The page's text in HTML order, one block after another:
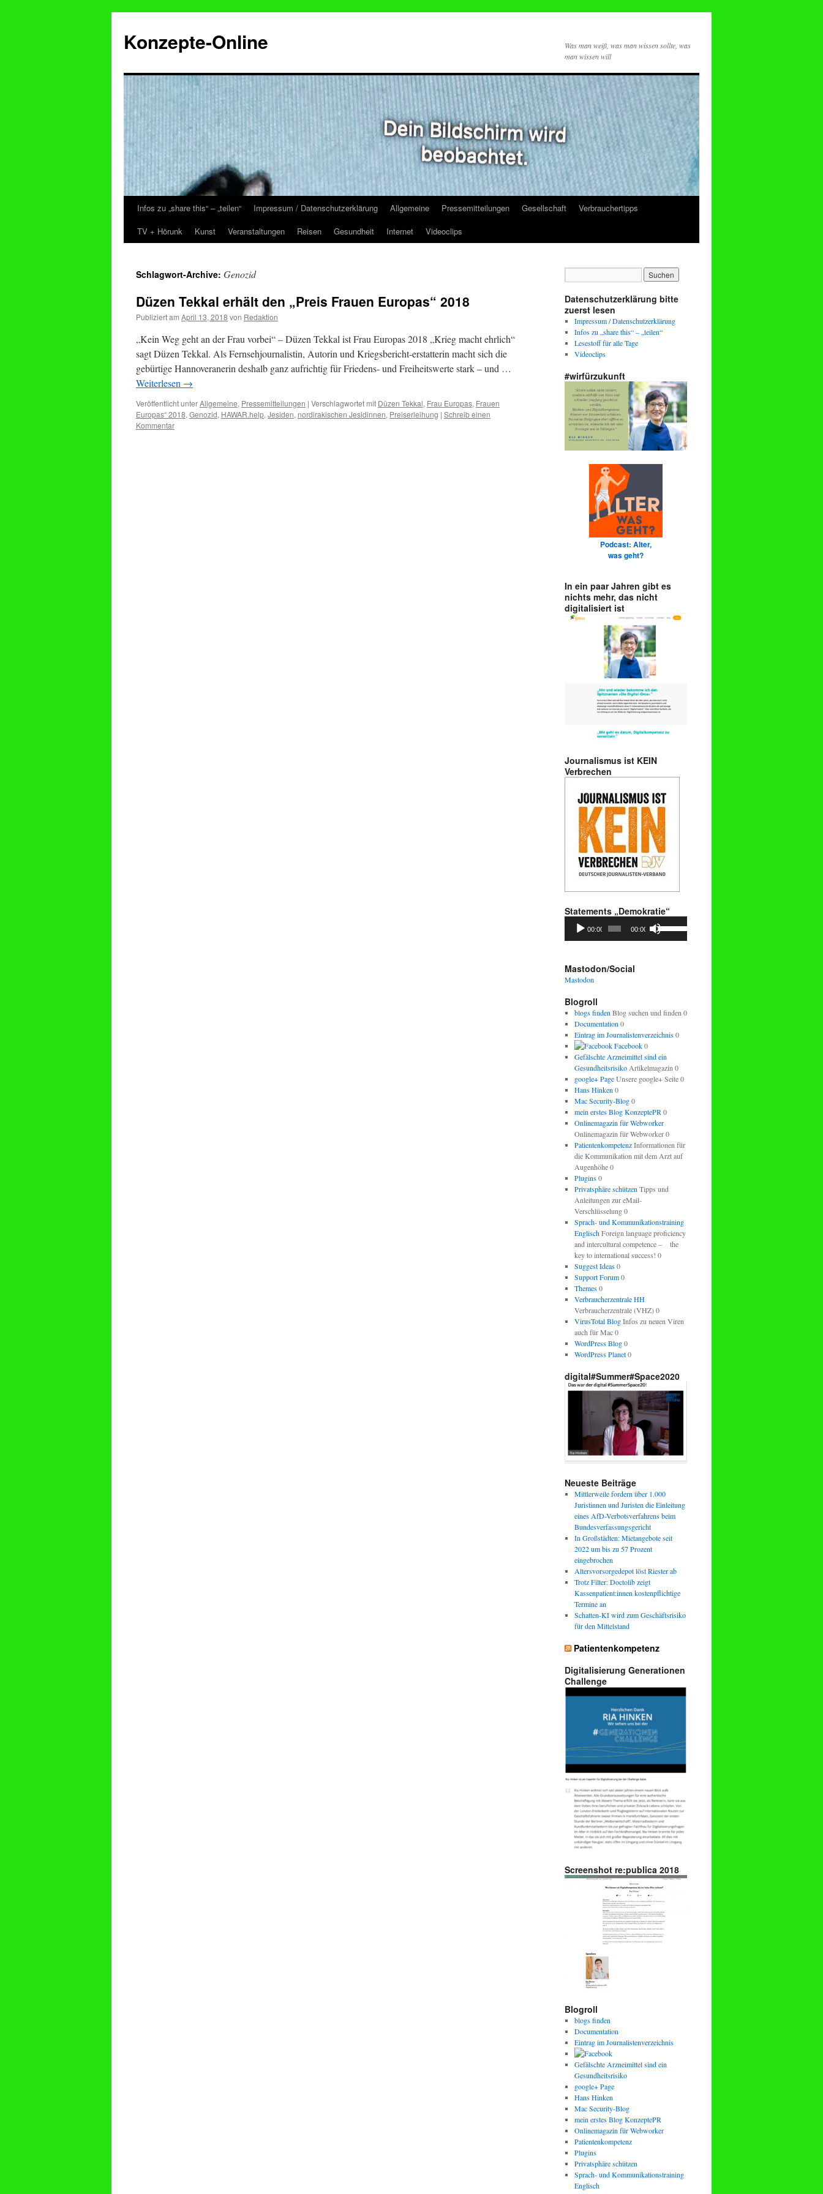
Konzepte-Online
Was man weiß, was man wissen sollte, was
man wissen will
Zum
Inhalt
Infos zu „share this“ – „teilen“ Impressum / Datenschutzerklärung Allgemeine Pressemitteilungen Gesellschaft
Verbrauchertipps
TV + Hörunk
Kunst Veranstaltungen Reisen Gesundheit Internet Videoclips
Schlagwort-Archive: Genozid
Düzen Tekkal erhält den „Preis Frauen Europas“ 2018
Publiziert am April 13, 2018 von Redaktion
„Kein Weg geht an der Frau vorbei“ – Düzen Tekkal ist Frau Europas 2018 „Krieg macht ehrlich“
sagt Düzen Tekkal. Als Fernsehjournalistin, Autorin und Kriegsbericht-erstatterin macht sich die
gebürtige Hannoveranerin deshalb ganz aufrichtig für Friedens- und Freiheitswerte stark – und …
Weiterlesen →
Veröffentlicht unterAllgemeine, Pressemitteilungen | Verschlagwortet mit Düzen Tekkal, Frau Europas, Frauen
Europas“ 2018, Genozid, HAWAR.help, Jesiden, nordirakischen Jesidinnen, Preiserleihung | Schreib einen
Kommentar
Datenschutzerklärung bitte
zuerst lesen
Impressum / Datenschutzerklärung
Infos zu „share this“ – „teilen“
Lesestoff für alle Tage
Videoclips
#wirfürzukunft
Podcast: Alter,
was geht?
In ein paar Jahren gibt es
nichts mehr, das nicht
digitalisiert ist
Journalismus ist KEIN
Verbrechen
Statements „Demokratie“
Audio-
Player
00:00 00:00
Hoch/Runter
benutzen,
Mastodon/Social
Mastodon
Blogroll
blogs finden Blog suchen und finden 0
Documentation 0
Eintrag im Journalistenverzeichnis0
Facebook0
Gefälschte Arzneimittel sind ein
GesundheitsrisikoArtikelmagazin 0
google+ PageUnsere google+ Seite 0
Hans Hinken 0
Mac Security-Blog0
mein erstes Blog KonzeptePR 0
Onlinemagazin für Webworker
Onlinemagazin für Webworker 0
PatientenkompetenzInformationen für
die Kommunikation mit dem Arzt auf
Augenhöhe 0
Plugins0
Privatsphäre schützen Tipps und
Anleitungen zur eMail-
Verschlüsselung 0
Sprach- und Kommunikationstraining
EnglischForeign language proficiency
and intercultural competence – the
key to international success! 0
Suggest Ideas0
Support Forum0
Themes0
Verbraucherzentrale HH
Verbraucherzentrale (VHZ) 0
VirusTotal BlogInfos zu neuen Viren
auch für Mac 0
WordPress Blog0
WordPress Planet0
digital#Summer#Space2020
Neueste Beiträge
Mittlerweile fordern über 1.000
Juristinnen und Juristen die Einleitung
eines AfD-Verbotsverfahrens beim
Bundesverfassungsgericht
In Großstädten: Mietangebote seit
2022 um bis zu 57 Prozent
eingebrochen
Altersvorsorgedepot löst Riester ab
Trotz Filter: Doctolib zeigt
Kassenpatient:innen kostenpflichtige
Termine an
Schatten-KI wird zum Geschäftsrisiko
für den Mittelstand
Patientenkompetenz
Digitalisierung Generationen
Challenge
Screenshot re:publica 2018
Blogroll
blogs finden
Documentation
Eintrag im Journalistenverzeichnis
Gefälschte Arzneimittel sind ein
Gesundheitsrisiko
google+ Page
Hans Hinken
Mac Security-Blog
mein erstes Blog KonzeptePR
Onlinemagazin für Webworker
Patientenkompetenz
Plugins
Privatsphäre schützen
Sprach- und Kommunikationstraining
Englisch